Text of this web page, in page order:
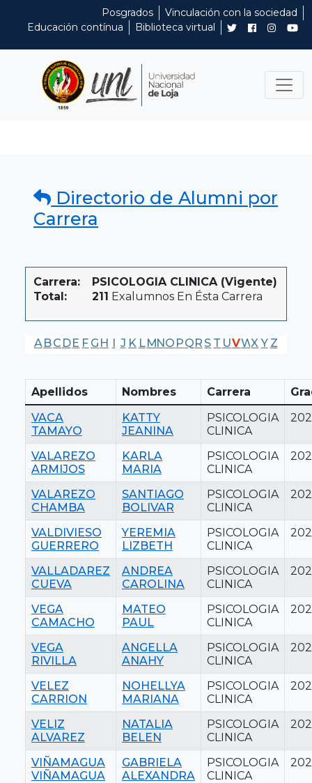
Posgrados
Vinculación con la sociedad
Educación contínua
Biblioteca virtual
Directorio de Alumni por
Carrera
Carrera:
PSICOLOGIA CLINICA (Vigente)
Total:
211 Exalumnos En Ésta Carrera
A BC DE F G H I J K LMNO PQR S T UVWX Y Z
Apellidos Nombres Carrera
VACA
TAMAYO
KATTY
JEANINA
PSICOLOGIA
CLINICA
VALAREZO
ARMIJOS
KARLA
MARIA
PSICOLOGIA
CLINICA
VALAREZO
CHAMBA
SANTIAGO
BOLIVAR
PSICOLOGIA
CLINICA
VALDIVIESO
GUERRERO
YEREMIA
LIZBETH
PSICOLOGIA
CLINICA
VALLADAREZ
CUEVA
ANDREA
CAROLINA
PSICOLOGIA
CLINICA
VEGA
CAMACHO
MATEO
PAUL
PSICOLOGIA
CLINICA
VEGA
RIVILLA
ANGELLA
ANAHY
PSICOLOGIA
CLINICA
VELEZ
CARRION
NOHELLYA
MARIANA
PSICOLOGIA
CLINICA
VELIZ
ALVAREZ
NATALIA
BELEN
PSICOLOGIA
CLINICA
VIÑAMAGUA
VIÑAMAGUA
GABRIELA
ALEXANDRA
PSICOLOGIA
CLINICA